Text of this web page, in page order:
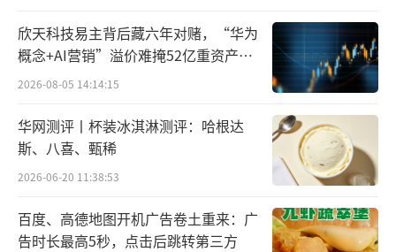
欣天科技易主背后藏六年对赌，“华为
概念+AI营销”溢价难掩52亿重资产考
验
2026-08-05 14:14:15
华网测评丨杯装冰淇淋测评：哈根达
斯、八喜、甄稀
2026-06-20 11:38:53
百度、高德地图开机广告卷土重来：广
告时长最高5秒，点击后跳转第三方